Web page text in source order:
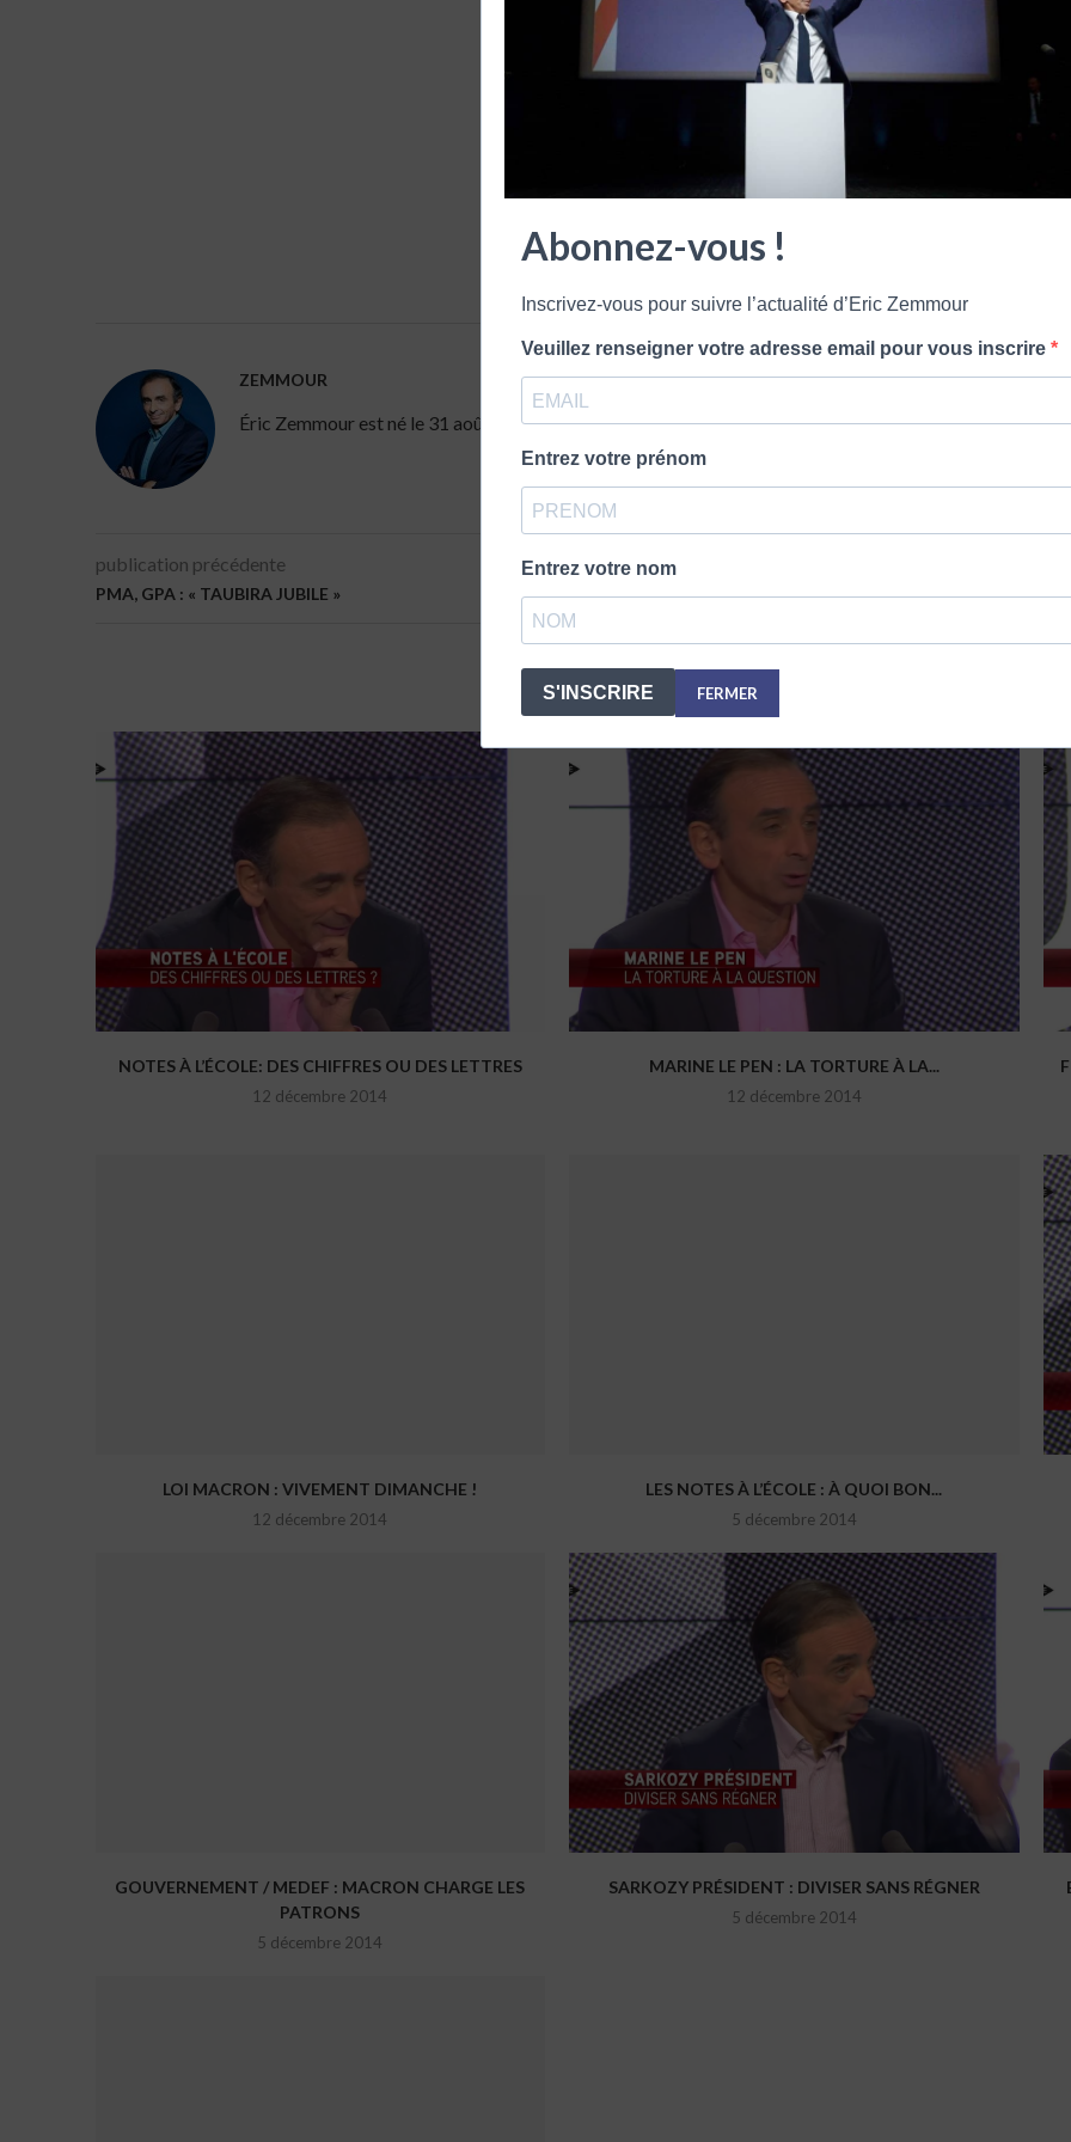
ZEMMOUR
Éric Zemmour est né le 31 août 1958 à Montreuil. Il est journaliste politique, écrivain, essayiste et
publication précédente
PMA, GPA : « TAUBIRA JUBILE » LES
VOUS POURRIEZ AUSSI APPRECIER
NOTES À L’ÉCOLE: DES CHIFFRES OU DES LETTRES
12 décembre 2014
MARINE LE PEN : LA TORTURE À LA...
12 décembre 2014
LOI MACRON : VIVEMENT DIMANCHE !
12 décembre 2014
LES NOTES À L’ÉCOLE : À QUOI BON...
5 décembre 2014
GOUVERNEMENT / MEDEF : MACRON CHARGE LES
PATRONS
5 décembre 2014
SARKOZY PRÉSIDENT : DIVISER SANS RÉGNER
5 décembre 2014
Abonnez-vous !
Inscrivez-vous pour suivre l’actualité d’Eric Zemmour
Veuillez renseigner votre adresse email pour vous inscrire
Entrez votre prénom
Entrez votre nom
S'INSCRIRE FERMER